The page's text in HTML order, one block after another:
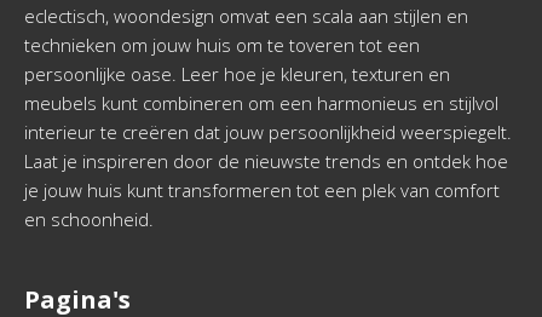
eclectisch, woondesign omvat een scala aan stijlen en
technieken om jouw huis om te toveren tot een
persoonlijke oase. Leer hoe je kleuren, texturen en
meubels kunt combineren om een harmonieus en stijlvol
interieur te creëren dat jouw persoonlijkheid weerspiegelt.
Laat je inspireren door de nieuwste trends en ontdek hoe
je jouw huis kunt transformeren tot een plek van comfort
en schoonheid.
Pagina's